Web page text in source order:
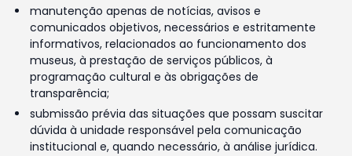
manutenção apenas de notícias, avisos e
comunicados objetivos, necessários e estritamente
informativos, relacionados ao funcionamento dos
museus, à prestação de serviços públicos, à
programação cultural e às obrigações de
transparência;
submissão prévia das situações que possam suscitar
dúvida à unidade responsável pela comunicação
institucional e, quando necessário, à análise jurídica.